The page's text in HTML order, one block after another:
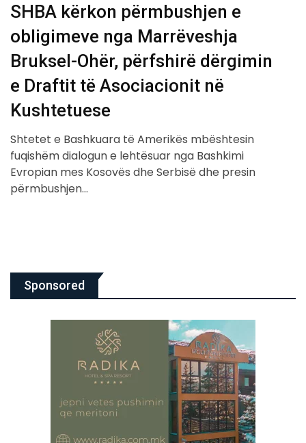
SHBA kërkon përmbushjen e
obligimeve nga Marrëveshja
Bruksel-Ohër, përfshirë dërgimin
e Draftit të Asociacionit në
Kushtetuese
Shtetet e Bashkuara të Amerikës mbështesin
fuqishëm dialogun e lehtësuar nga Bashkimi
Evropian mes Kosovës dhe Serbisë dhe presin
përmbushjen…
Sponsored